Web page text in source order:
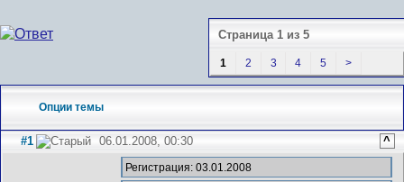
Страница 1 из 5
1 2 3 4 5 >
Опции темы
#1 06.01.2008, 00:30 ^
Регистрация: 03.01.2008